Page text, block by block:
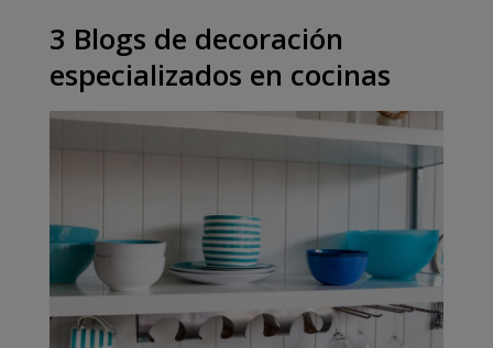
3 Blogs de decoración
especializados en cocinas